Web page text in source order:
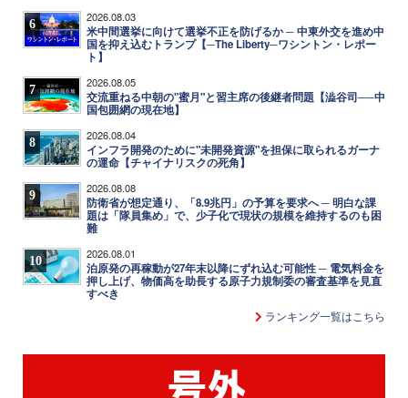
6 2026.08.03
米中間選挙に向けて選挙不正を防げるか ─ 中東外交を進め中
国を抑え込むトランプ【─The Liberty─ワシントン・レポー
ト】
7 2026.08.05
交流重ねる中朝の"蜜月"と習主席の後継者問題【澁谷司──中
国包囲網の現在地】
8 2026.08.04
インフラ開発のために"未開発資源"を担保に取られるガーナ
の運命【チャイナリスクの死角】
9 2026.08.08
防衛省が想定通り、「8.9兆円」の予算を要求へ ─ 明白な課
題は「隊員集め」で、少子化で現状の規模を維持するのも困
難
10 2026.08.01
泊原発の再稼動が27年末以降にずれ込む可能性 ─ 電気料金を
押し上げ、物価高を助長する原子力規制委の審査基準を見直
すべき
ランキング一覧はこちら